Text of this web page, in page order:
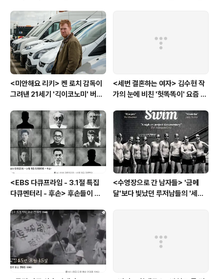
<미안해요 리키> 켄 로치 감독이
그려낸 21세기 '긱이코노미' 버전
<세번 결혼하는 여자> 김수현 작
가의 눈에 비친 '헛똑똑이' 요즘 여
<EBS 다큐프라임 - 3.1절 특집
다큐멘터리 - 후손> 후손들이 말
고 후손들이 짊어진 삶의 무게
<수영장으로 간 남자들> '금메
달'보다 빛났던 루저남들의 '세라